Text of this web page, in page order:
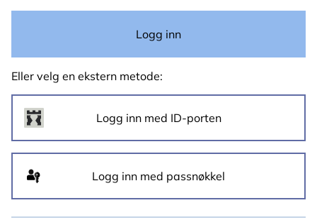
skjult
Logg inn
Eller velg en ekstern metode:
Logg inn med passnøkkel